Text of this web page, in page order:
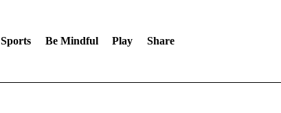
Sports Be Mindful Play Share